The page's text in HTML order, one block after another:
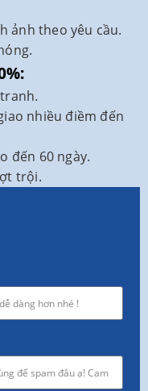
ảnh theo yêu cầu.
nhiều điềm đến
đến 60 ngày.
trội.